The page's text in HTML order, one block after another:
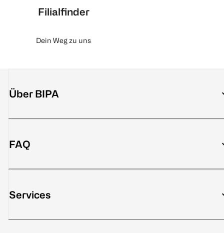
Filialfinder
Dein Weg zu uns
Über BIPA
FAQ
Services